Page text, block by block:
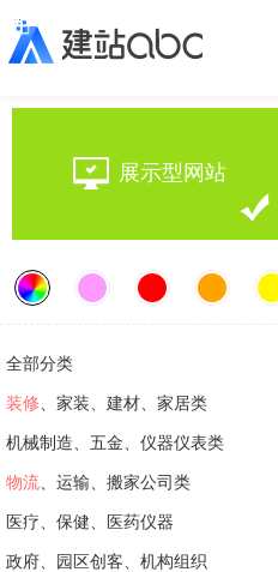
展示型网站
全部分类
装修 、家装、建材、家居类
机械制造、五金、仪器仪表类
物流 、运输、搬家公司类
医疗、保健、医药仪器
政府、园区创客、机构组织